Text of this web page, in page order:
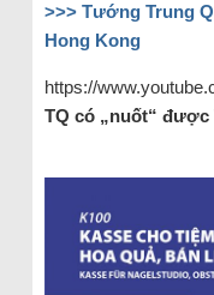
>>> Tướng Trung
Hong Kong
https://
TQ có „nuốt“